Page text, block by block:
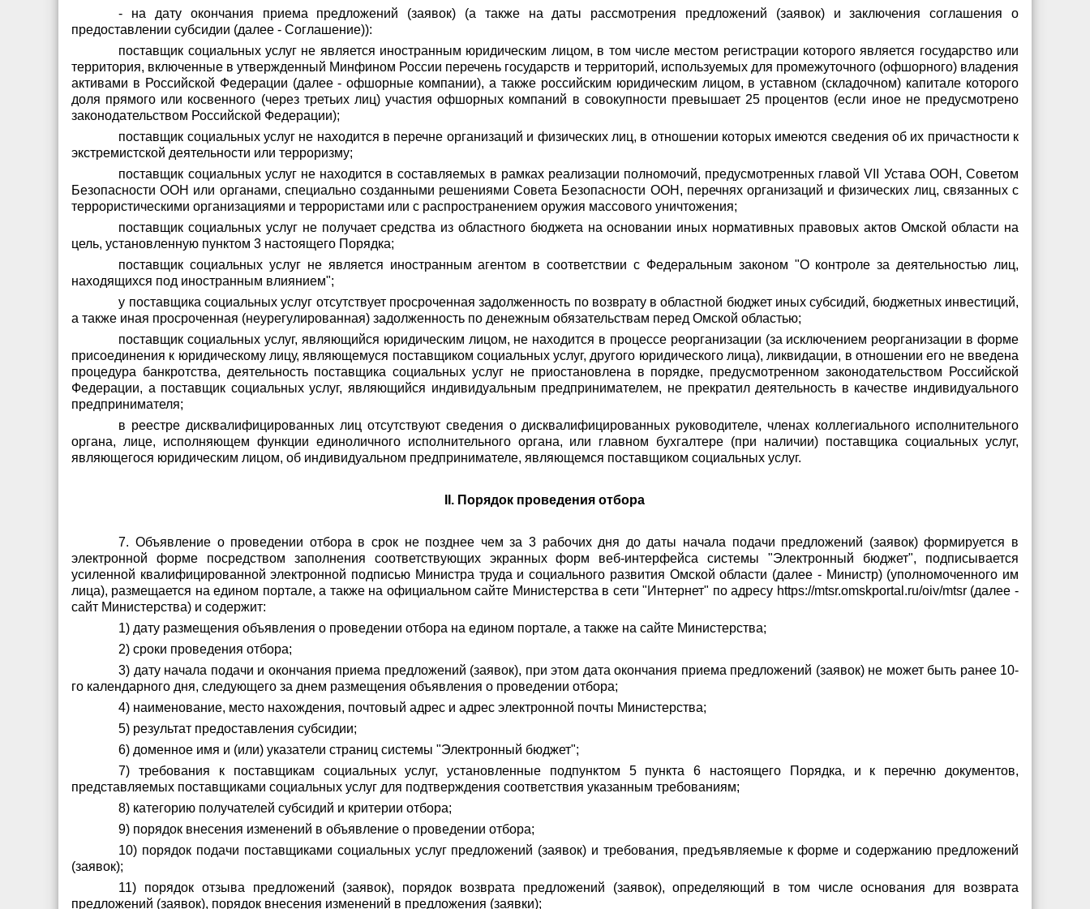
- на дату окончания приема предложений (заявок) (а также на даты рассмотрения предложений (заявок) и заключения соглашения о
предоставлении субсидии (далее - Соглашение)):
поставщик социальных услуг не является иностранным юридическим лицом, в том числе местом регистрации которого является государство или
территория, включенные в утвержденный Минфином России перечень государств и территорий, используемых для промежуточного (офшорного) владения
активами в Российской Федерации (далее - офшорные компании), а также российским юридическим лицом, в уставном (складочном) капитале которого
доля прямого или косвенного (через третьих лиц) участия офшорных компаний в совокупности превышает 25 процентов (если иное не предусмотрено
законодательством Российской Федерации);
поставщик социальных услуг не находится в перечне организаций и физических лиц, в отношении которых имеются сведения об их причастности к
экстремистской деятельности или терроризму;
поставщик социальных услуг не находится в составляемых в рамках реализации полномочий, предусмотренных главой VII Устава ООН, Советом
Безопасности ООН или органами, специально созданными решениями Совета Безопасности ООН, перечнях организаций и физических лиц, связанных с
террористическими организациями и террористами или с распространением оружия массового уничтожения;
поставщик социальных услуг не получает средства из областного бюджета на основании иных нормативных правовых актов Омской области на
цель, установленную пунктом 3 настоящего Порядка;
поставщик социальных услуг не является иностранным агентом в соответствии с Федеральным законом "О контроле за деятельностью лиц,
находящихся под иностранным влиянием";
у поставщика социальных услуг отсутствует просроченная задолженность по возврату в областной бюджет иных субсидий, бюджетных инвестиций,
а также иная просроченная (неурегулированная) задолженность по денежным обязательствам перед Омской областью;
поставщик социальных услуг, являющийся юридическим лицом, не находится в процессе реорганизации (за исключением реорганизации в форме
присоединения к юридическому лицу, являющемуся поставщиком социальных услуг, другого юридического лица), ликвидации, в отношении его не введена
процедура банкротства, деятельность поставщика социальных услуг не приостановлена в порядке, предусмотренном законодательством Российской
Федерации, а поставщик социальных услуг, являющийся индивидуальным предпринимателем, не прекратил деятельность в качестве индивидуального
предпринимателя;
в реестре дисквалифицированных лиц отсутствуют сведения о дисквалифицированных руководителе, членах коллегиального исполнительного
органа, лице, исполняющем функции единоличного исполнительного органа, или главном бухгалтере (при наличии) поставщика социальных услуг,
являющегося юридическим лицом, об индивидуальном предпринимателе, являющемся поставщиком социальных услуг.
II. Порядок проведения отбора
7. Объявление о проведении отбора в срок не позднее чем за 3 рабочих дня до даты начала подачи предложений (заявок) формируется в
электронной форме посредством заполнения соответствующих экранных форм веб-интерфейса системы "Электронный бюджет", подписывается
усиленной квалифицированной электронной подписью Министра труда и социального развития Омской области (далее - Министр) (уполномоченного им
лица), размещается на едином портале, а также на официальном сайте Министерства в сети "Интернет" по адресу https://mtsr.omskportal.ru/oiv/mtsr (далее -
сайт Министерства) и содержит:
1) дату размещения объявления о проведении отбора на едином портале, а также на сайте Министерства;
2) сроки проведения отбора;
3) дату начала подачи и окончания приема предложений (заявок), при этом дата окончания приема предложений (заявок) не может быть ранее 10-
го календарного дня, следующего за днем размещения объявления о проведении отбора;
4) наименование, место нахождения, почтовый адрес и адрес электронной почты Министерства;
5) результат предоставления субсидии;
6) доменное имя и (или) указатели страниц системы "Электронный бюджет";
7) требования к поставщикам социальных услуг, установленные подпунктом 5 пункта 6 настоящего Порядка, и к перечню документов,
представляемых поставщиками социальных услуг для подтверждения соответствия указанным требованиям;
8) категорию получателей субсидий и критерии отбора;
9) порядок внесения изменений в объявление о проведении отбора;
10) порядок подачи поставщиками социальных услуг предложений (заявок) и требования, предъявляемые к форме и содержанию предложений
(заявок);
11) порядок отзыва предложений (заявок), порядок возврата предложений (заявок), определяющий в том числе основания для возврата
предложений (заявок), порядок внесения изменений в предложения (заявки);